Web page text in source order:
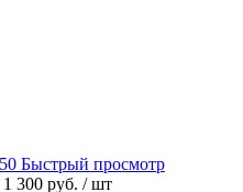
Быстрый просмотр
1 300 руб. / шт